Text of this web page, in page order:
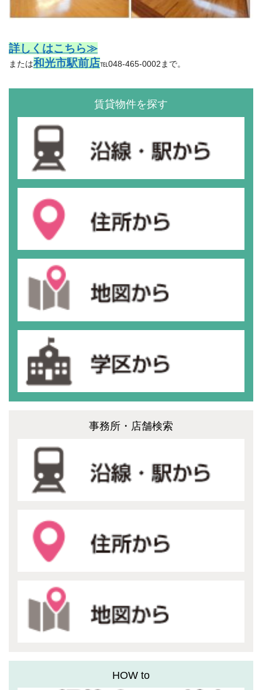
詳しくはこちら≫
または和光市駅前店℡048-465-0002まで。
賃貸物件を探す
事務所・店舗検索
HOW to